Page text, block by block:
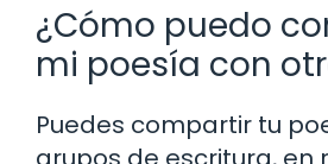
¿Cómo puedo
mi poesía con
Puedes compartir tu